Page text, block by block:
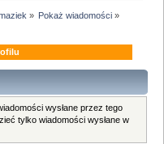
» Pokaż wiadomości»
wysłane przez tego
tylko wiadomości wysłane w